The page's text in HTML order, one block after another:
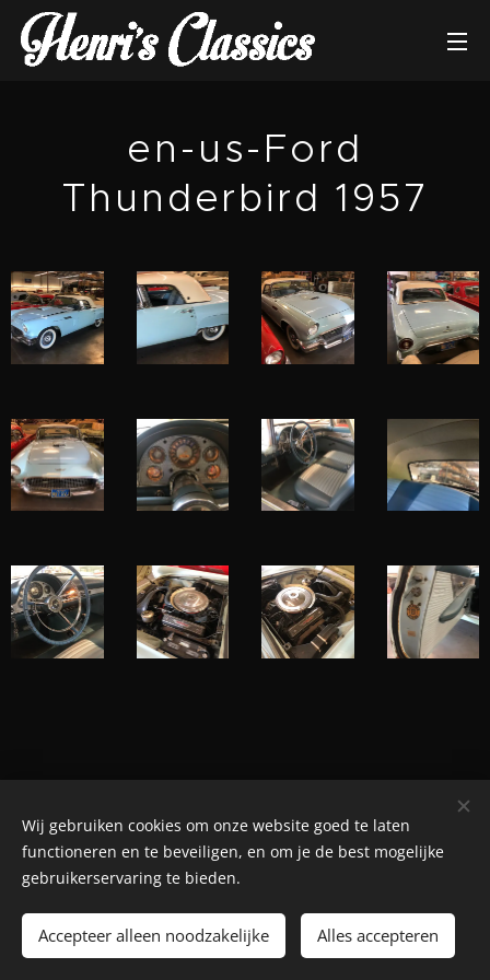
en-us-Ford
Thunderbird 1957
© Henri's classics
Cookies
Languages
Nederlands
American English Français
Wij gebruiken cookies om onze website goed te laten
functioneren en te beveiligen, en om je de best mogelijke
gebruikerservaring te bieden.
Accepteer alleen noodzakelijke Alles accepteren